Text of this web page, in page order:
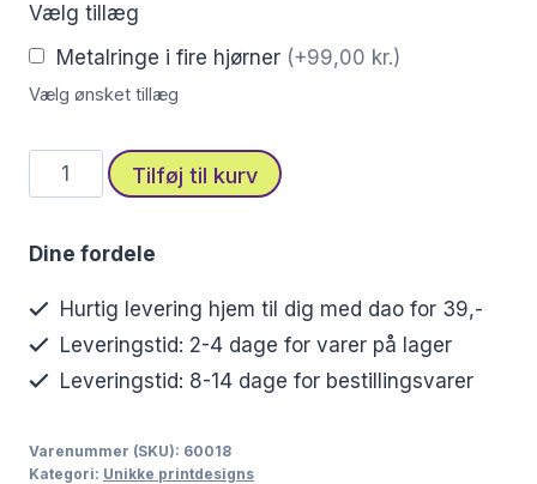
Vælg tillæg
Metalringe i fire hjørner (+99,00 kr.)
Vælg ønsket tillæg
Stofprint
med
i
blomstereng
antal
Tilføj til kurv
Dine fordele
Hurtig levering hjem til dig med dao for 39,-
Leveringstid: 2-4 dage for varer på lager
Leveringstid: 8-14 dage for bestillingsvarer
Varenummer (SKU): 60018
Kategori: Unikke printdesigns